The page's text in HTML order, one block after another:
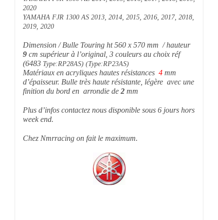
2020
YAMAHA FJR 1300 AS 2013, 2014, 2015, 2016, 2017, 2018,
2019, 2020
Dimension / Bulle Touring ht 560 x 570mm / hauteur
9cmsupérieur à l’original, 3 c ouleurs au choix réf
(6483Type:RP28AS) (Type:RP23AS)
Matériaux en acryliques hautes résistances 4mm
d’épaisseur.Bulle très haute résistante, légère avec une
finition du bord en arrondie de2mm
Plus d’infos contactez nous disponible sous 6 jours hors
week end.
Chez Nmrracing on fait le maximum.